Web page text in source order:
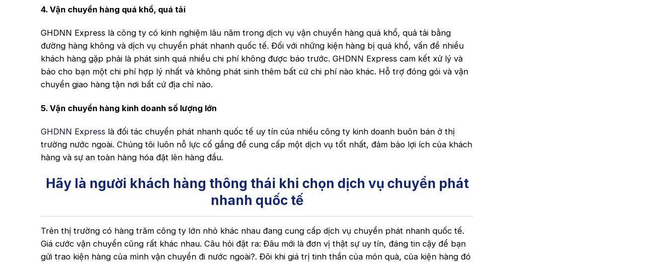
4. Vận chuyển hàng quá khổ, quá tải
GHDNN Express là công ty có kinh nghiệm lâu năm trong dịch vụ vận chuyển hàng quá khổ, quả tải bằng
đường hàng không và dịch vụ chuyển phát nhanh quốc tế. Đối với những kiện hàng bị quá khổ, vấn đề nhiều
khách hàng gặp phải là phát sinh quá nhiều chi phí không được báo trước. GHDNN Express cam kết xử lý và
báo cho bạn một chi phí hợp lý nhất và không phát sinh thêm bất cứ chi phí nào khác. Hỗ trợ đóng gói và vận
chuyển giao hàng tận nơi bất cứ địa chỉ nào.
5. Vận chuyển hàng kinh doanh số lượng lớn
GHDNN Express là đối tác chuyển phát nhanh quốc tế uy tín của nhiều công ty kinh doanh buôn bán ở thị
trường nước ngoài. Chúng tôi luôn nỗ lực cố gắng để cung cấp một dịch vụ tốt nhất, đảm bảo lợi ích của khách
hàng và sự an toàn hàng hóa đặt lên hàng đầu.
Hãy là người khách hàng thông thái khi chọn dịch vụ chuyển phát
nhanh quốc tế
Trên thị trường có hàng trăm công ty lớn nhỏ khác nhau đang cung cấp dịch vụ chuyển phát nhanh quốc tế.
Giá cước vận chuyển cũng rất khác nhau. Câu hỏi đặt ra: Đâu mới là đơn vị thật sự uy tín, đáng tin cậy để bạn
gửi trao kiện hàng của mình vận chuyển đi nước ngoài?. Đôi khi giá trị tinh thần của món quà, của kiện hàng đó